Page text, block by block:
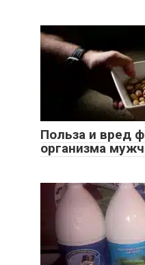
Польза и вред
организма